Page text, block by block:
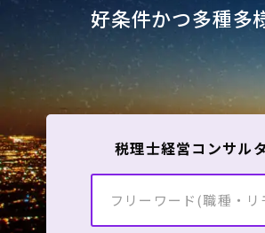
好条件かつ多種多
税理士経営コンサル